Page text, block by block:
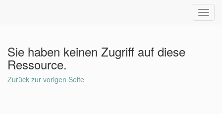
Sie haben keinen Zugriff auf diese
Ressource.
Zurück zur vorigen Seite